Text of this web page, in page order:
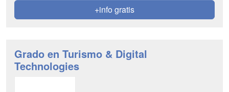
+info gratis
Grado en Turismo & Digital
Technologies